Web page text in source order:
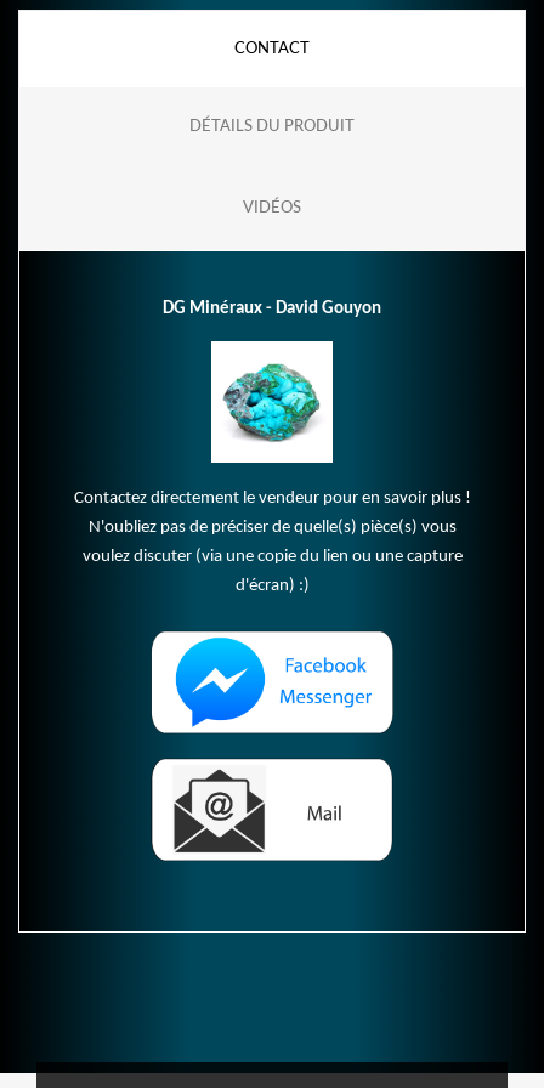
CONTACT
DÉTAILS DU PRODUIT
VIDÉOS
DG Minéraux - David Gouyon
Contactez directement le vendeur pour en savoir plus !
N'oubliez pas de préciser de quelle(s) pièce(s) vous
voulez discuter (via une copie du lien ou une capture
d'écran) :)